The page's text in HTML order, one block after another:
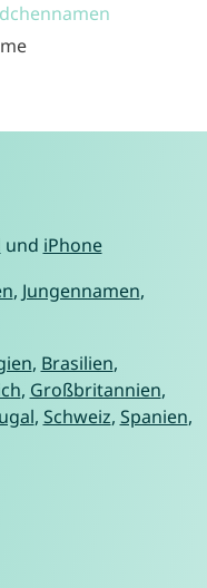
und iPhone
, Jungennamen,
, Brasilien,
, Großbritannien,
, Schweiz, Spanien,